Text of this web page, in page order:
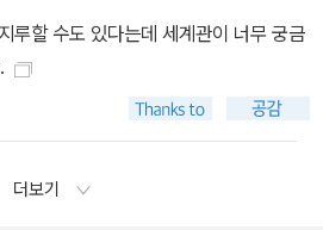
루할 수도 있다는데 세계관이 너무 궁금
더보기